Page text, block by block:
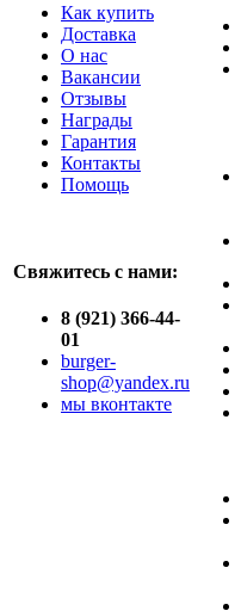
Как купить
Доставка
О нас
Вакансии
Отзывы
Награды
Гарантия
Контакты
Помощь
Свяжитесь с нами:
8 (921) 366-44-
01
burger-
shop@yandex.ru
мы вконтакте